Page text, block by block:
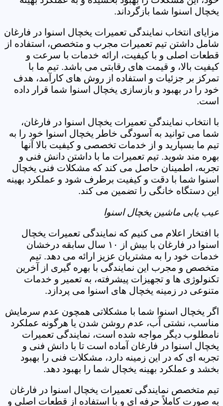
یخچال اسنوا شما بازگرداند.
مزایای انتخاب نمایندگی تعمیرات یخچال اسنوا در فارغان
شامل داشتن تیم تعمیرات مجرب و متخصص، استفاده از
قطعات اصلی و با کیفیت، ارائه خدمات با سرعت و
کیفیت بالا، و قیمت های رقابتی می باشد. تیم ما با
تمرکز بر جزئیات و استفاده از روش های کارآمد، هدف
خود را در بهبود و بازسازی یخچال اسنوا شما قرار داده
است.
با انتخاب نمایندگی تعمیرات یخچال اسنوا در فارغان،
شما می توانید به آسودگی خاطر یخچال اسنوا خود را به
تیم ما بسپارید و از خدمات تخصصی و کیفیت بالا آنها
بهره مند شوید. تیم تعمیرات ما با داشتن دانش فنی و
تجربه، اطمینان حاصل می کند که مشکلات فنی یخچال
اسنوا شما با دقت و کیفیت برطرف شود و عملکرد بهینه
این دستگاه خانگی را تضمین می کند.
عیب یابی ماشین یخچال اسنوا
با افتخار اعلام می کنیم که نمایندگی تعمیرات یخچال
اسنوا در فارغان با بیش از ۱۰ سال سابقه درخشان
خدمات خود را به مشتریان عزیز ارائه می دهد. تیم
متخصص و مجرب این نمایندگی با بهره گیری از آخرین
تکنولوژی ها و تجهیزات پیشرفته، به تعمیر و خدمات
متنوعی در زمینه یخچال های اسنوا می پردازد.
اگر یخچال اسنوا شما با مشکلاتی همچون عدم سرمایش
مناسب، نشتی آب، عدم روشن شدن یا هرگونه عملکرد
نامطلوب دیگر مواجه شده است، نمایندگی تعمیرات
یخچال اسنوا در فارغان آماده است تا با دانش فنی و
تجربه ای که در این زمینه دارد، مشکلات فنی را بهبود
بخشد و عملکرد بهینه یخچال شما را بهبود دهد.
تیم متخصص نمایندگی تعمیرات یخچال اسنوا در فارغان
به صورت کاملاً حرفه ای و با استفاده از قطعات اصلی و